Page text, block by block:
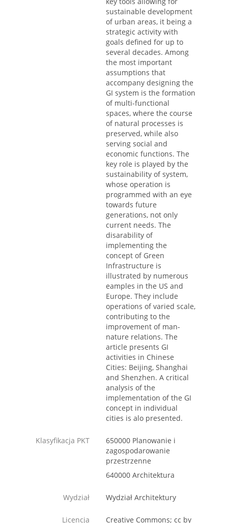
sustainable development
of urban areas, it being a
strategic activity with
goals defined for up to
several decades. Among
the most important
assumptions that
accompany designing the
GI system is the formation
of multi-functional
spaces, where the course
of natural processes is
preserved, while also
serving social and
economic functions. The
key role is played by the
sustainability of system,
whose operation is
programmed with an eye
towards future
generations, not only
current needs. The
disarability of
implementing the
concept of Green
Infrastructure is
illustrated by numerous
eamples in the US and
Europe. They include
operations of varied scale,
contributing to the
improvement of man-
nature relations. The
article presents GI
activities in Chinese
Cities: Beijing, Shanghai
and Shenzhen. A critical
analysis of the
implementation of the GI
concept in individual
cities is alo presented.
Klasyfikacja PKT
650000 Planowanie i
zagospodarowanie
przestrzenne
640000 Architektura
Wydział Wydział Architektury
Licencja Creative Commons; cc by